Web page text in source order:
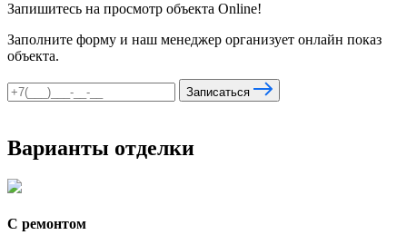
Запишитесь на просмотр объекта Online!
Заполните форму и наш менеджер организует онлайн показ
объекта.
Записаться
Варианты отделки
С ремонтом